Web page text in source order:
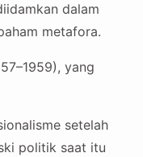
dalam
metafora.
yang
setelah
politik saat itu